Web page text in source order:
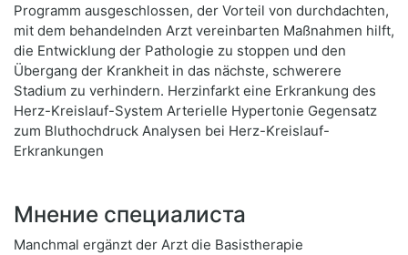
Programm ausgeschlossen, der Vorteil von durchdachten,
mit dem behandelnden Arzt vereinbarten Maßnahmen hilft,
die Entwicklung der Pathologie zu stoppen und den
Übergang der Krankheit in das nächste, schwerere
Stadium zu verhindern. Herzinfarkt eine Erkrankung des
Herz-Kreislauf-System Arterielle Hypertonie Gegensatz
zum Bluthochdruck Analysen bei Herz-Kreislauf-
Erkrankungen
Мнение специалиста
Manchmal ergänzt der Arzt die Basistherapie